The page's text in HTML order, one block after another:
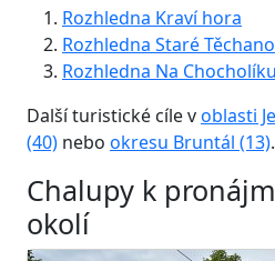
Rozhledna Kraví hora
Rozhledna Staré
Rozhledna Na Chocholíku
Další turistické cíle voblasti
(40) nebo okresu Bruntál (13).
Chalupy k
okolí